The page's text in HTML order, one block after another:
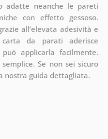
adatte neanche le pareti
con effetto gessoso.
all’elevata adesività e
da parati aderisce
applicarla facilmente.
Se non sei sicuro
nostra guida dettagliata.